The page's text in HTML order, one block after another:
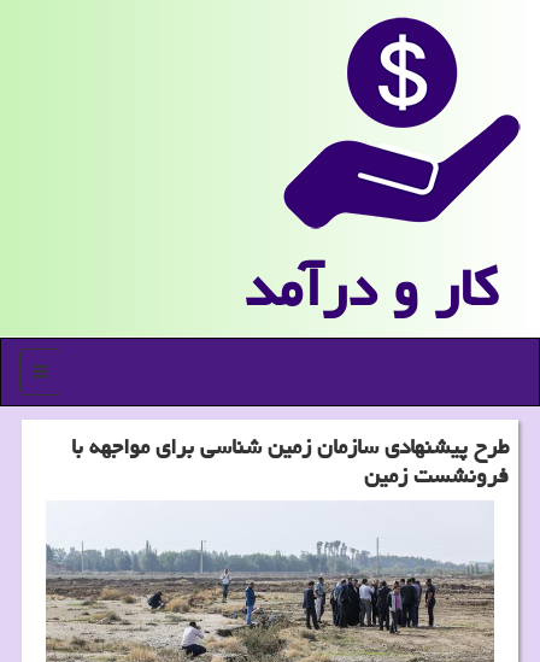
كار و درآمد
منو
طرح پیشنهادی سازمان زمین شناسی برای مواجهه با
فرونشست زمین